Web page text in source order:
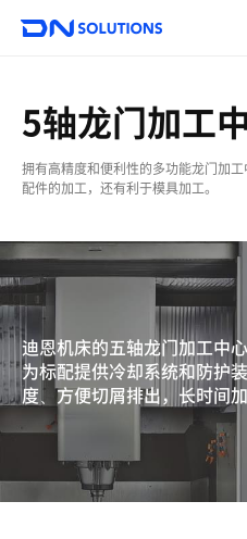
N
u
t
i
o
5轴龙门加工
拥有高精度和便利性的多功能龙门加
配件的加工，还有利于模具加工。
迪恩机床的五轴龙门加工中
为标配提供冷却系统和防护
度、方便切屑排出，长时间